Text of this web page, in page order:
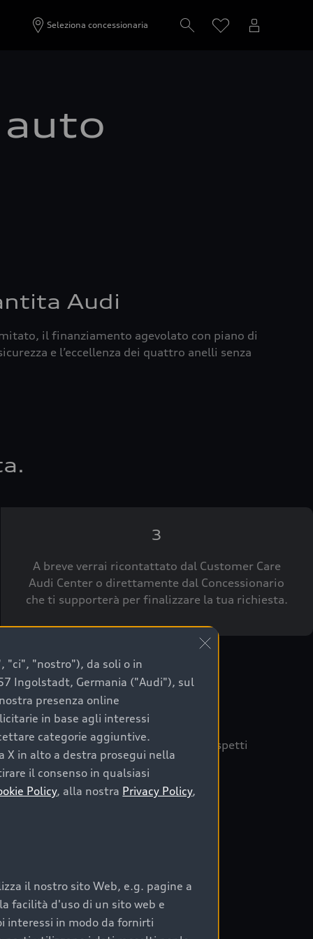
Seleziona concessionaria
Audi
il finanziamento agevolato con piano di
e l’eccellenza dei quattro anelli senza
3
A breve verrai ricontattato dal Customer Care
Audi Center o direttamente dal Concessionario
che ti supporterà per finalizzare la tua richiesta.
sicuro, è essenziale considerare aspetti
Prima Scelta :plus
nel tempo;
"ci", "nostro"), da soli o in
Ingolstadt, Germania ("Audi"), sul
presenza online
in base agli interessi
categorie aggiuntive.
in alto a destra prosegui nella
il consenso in qualsiasi
Policy, alla nostra Privacy Policy,
il nostro sito Web, e.g. pagine a
facilità d'uso di un sito web e
interessi in modo da fornirti